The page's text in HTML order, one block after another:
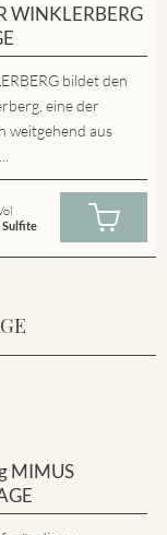
WINKLERBERG
bildet den
eine der
weitgehend aus
Sulfite
MIMUS